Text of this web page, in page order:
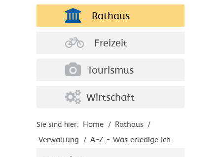
Rathaus
Freizeit
Tourismus
Wirtschaft
Sie sind hier: Home / Rathaus /
Verwaltung / A-Z - Was erledige ich